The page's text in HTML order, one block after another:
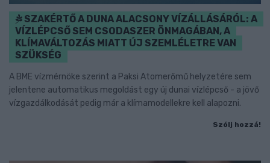
SZAKÉRTŐ A DUNA ALACSONY VÍZÁLLÁSÁRÓL: A
VÍZLÉPCSŐ SEM CSODASZER ÖNMAGÁBAN, A
KLÍMAVÁLTOZÁS MIATT ÚJ SZEMLÉLETRE VAN
SZÜKSÉG
A BME vízmérnöke szerint a Paksi Atomerőmű helyzetére sem
jelentene automatikus megoldást egy új dunai vízlépcső - a jövő
vízgazdálkodását pedig már a klímamodellekre kell alapozni.
Szólj hozzá!